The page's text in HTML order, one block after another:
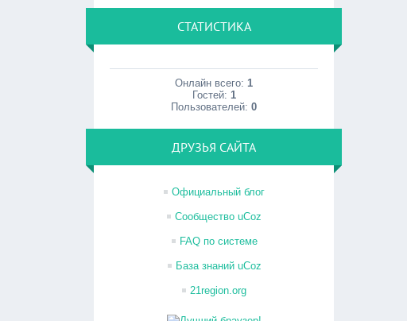
СТАТИСТИКА
Онлайн всего:1
Гостей: 1
Пользователей:0
ДРУЗЬЯ САЙТА
Официальный блог
Сообщество uCoz
FAQ по системе
База знаний uCoz
21region.org